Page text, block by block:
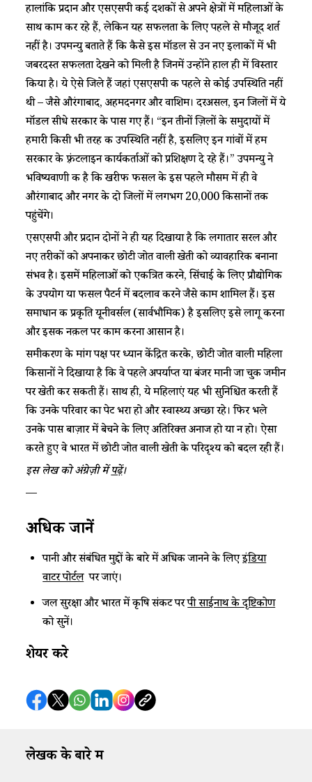
हालांकि प्रदान और एसएसपी कई दशकों से अपने क्षेत्रों में महिलाओं के
साथ काम कर रहे हैं, लेकिन यह सफलता के लिए पहले से मौजूद शर्त
नहीं है। उपमन्यु बताते हैं कि कैसे इस मॉडल से उन नए इलाकों में भी
जबरदस्त सफलता देखने को मिली है जिनमें उन्होंने हाल ही में विस्तार
किया है। ये ऐसे जिले हैं जहां एसएसपी की पहले से कोई उपस्थिति नहीं
थी – जैसे औरंगाबाद, अहमदनगर और वाशिम। दरअसल, इन जिलों में ये
मॉडल सीधे सरकार के पास गए हैं। “इन तीनों ज़िलों के समुदायों में
हमारी किसी भी तरह की उपस्थिति नहीं है, इसलिए इन गांवों में हम
सरकार के फ़्रंटलाइन कार्यकर्ताओं को प्रशिक्षण दे रहे हैं।” उपमन्यु ने
भविष्यवाणी की है कि खरीफ फसल के इस पहले मौसम में ही वे
औरंगाबाद और नगर के दो जिलों में लगभग 20,000 किसानों तक
पहुंचेंगे।
एसएसपी और प्रदान दोनों ने ही यह दिखाया है कि लगातार सरल और
नए तरीकों को अपनाकर छोटी जोत वाली खेती को व्यावहारिक बनाना
संभव है। इसमें महिलाओं को एकत्रित करने, सिंचाई के लिए प्रौद्योगिकी
के उपयोग या फसल पैटर्न में बदलाव करने जैसे काम शामिल हैं। इस
समाधान की प्रकृति यूनीवर्सल (सार्वभौमिक) है इसलिए इसे लागू करना
और इसकी नक़ल पर काम करना आसान है।
समीकरण के मांग पक्ष पर ध्यान केंद्रित करके, छोटी जोत वाली महिला
किसानों ने दिखाया है कि वे पहले अपर्याप्त या बंजर मानी जा चुकी जमीन
पर खेती कर सकती हैं। साथ ही, ये महिलाएं यह भी सुनिश्चित करती हैं
कि उनके परिवार का पेट भरा हो और स्वास्थ्य अच्छा रहे। फिर भले
उनके पास बाज़ार में बेचने के लिए अतिरिक्त अनाज हो या न हो। ऐसा
करते हुए वे भारत में छोटी जोत वाली खेती के परिदृश्य को बदल रही हैं।
इस लेख को अंग्रेज़ी मेंपढ़ें।
—
अधिकजानें
पानी और संबंधित मुद्दों के बारे में अधिक जानने के लिएइंडिया
वाटर पोर्टलपर जाएं।
जल सुरक्षा और भारत में कृषि संकट परपी साईनाथ के दृष्टिकोण
को सुनें।
शेयर करे
लेखक के बारे में